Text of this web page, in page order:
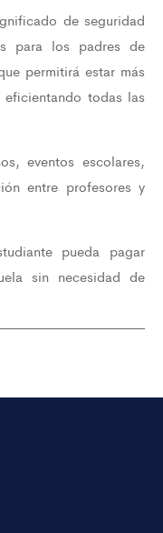
de seguridad
para los padres de
permitirá estar más
todas las
eventos escolares,
entre profesores y
pueda pagar
sin necesidad de